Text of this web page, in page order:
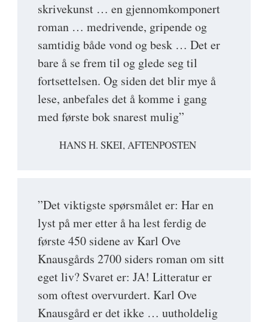
skrivekunst … en gjennomkomponert
roman … medrivende, gripende og
samtidig både vond og besk … Det er
bare å se frem til og glede seg til
fortsettelsen. Og siden det blir mye å
lese, anbefales det å komme i gang
med første bok snarest mulig”
HANS H. SKEI, AFTENPOSTEN
”Det viktigste spørsmålet er: Har en
lyst på mer etter å ha lest ferdig de
første 450 sidene av Karl Ove
Knausgårds 2700 siders roman om sitt
eget liv? Svaret er: JA! Litteratur er
som oftest overvurdert. Karl Ove
Knausgård er det ikke … uutholdelig